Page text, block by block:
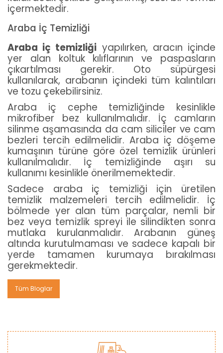
içermektedir.
Araba İç Temizliği
Araba iç temizliği yapılırken, aracın içinde
yer alan koltuk kılıflarının ve paspasların
çıkartılması gerekir. Oto süpürgesi
kullanılarak, arabanın içindeki tüm kalıntıları
ve tozu çekebilirsiniz.
Araba iç cephe temizliğinde kesinlikle
mikrofiber bez kullanılmalıdır. İç camların
silinme aşamasında da cam siliciler ve cam
bezleri tercih edilmelidir. Araba iç döşeme
kumaşının türüne göre özel temizlik ürünleri
kullanılmalıdır. İç temizliğinde aşırı su
kullanımı kesinlikle önerilmemektedir.
Sadece araba iç temizliği için üretilen
temizlik malzemeleri tercih edilmelidir. İç
bölmede yer alan tüm parçalar, nemli bir
bez veya temizlik spreyi ile silindikten sonra
mutlaka kurulanmalıdır. Arabanın güneş
altında kurutulmaması ve sadece kapalı bir
yerde tamamen kurumaya bırakılması
gerekmektedir.
Tüm Bloglar